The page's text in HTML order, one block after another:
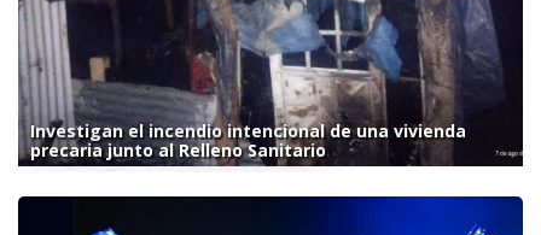
Investigan el incendio intencional de una vivienda
precaria junto al Relleno Sanitario